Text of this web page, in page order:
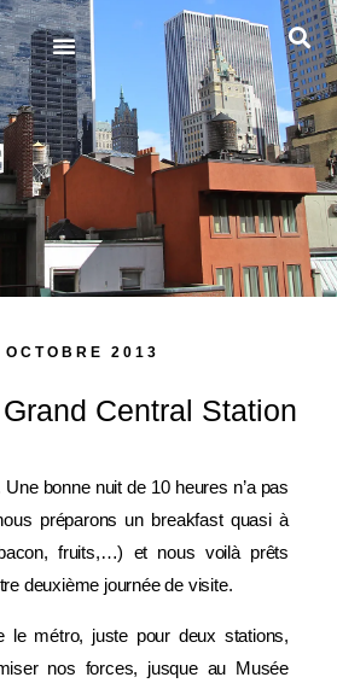
OCTOBRE 2013
Central Station
bonne nuit de 10 heures n’a pas
préparons un breakfast quasi à
fruits,…) et nous voilà prêts
deuxième journée de visite.
le métro, juste pour deux stations,
nos forces, jusque au Musée